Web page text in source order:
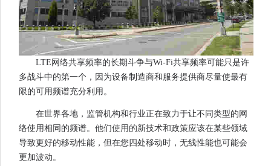
LTE网络共享频率的长期斗争与Wi-Fi共享频率可能只是许
多战斗中的第一个，因为设备制造商和服务提供商尽量使最有
限的可用频谱充分利用。
在世界各地，监管机构和行业正在致力于让不同类型的网
络使用相同的频谱。他们使用的新技术和政策应该在某些领域
导致更好的移动性能，但在您四处移动时，无线性能也可能会
更加波动。